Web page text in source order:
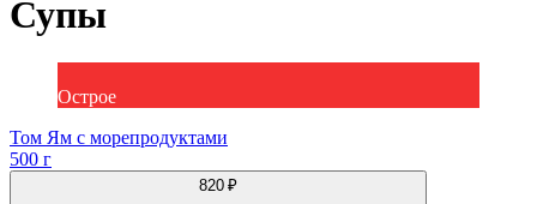
Супы
Острое
Том Ям с морепродуктами
500 г
820 ₽